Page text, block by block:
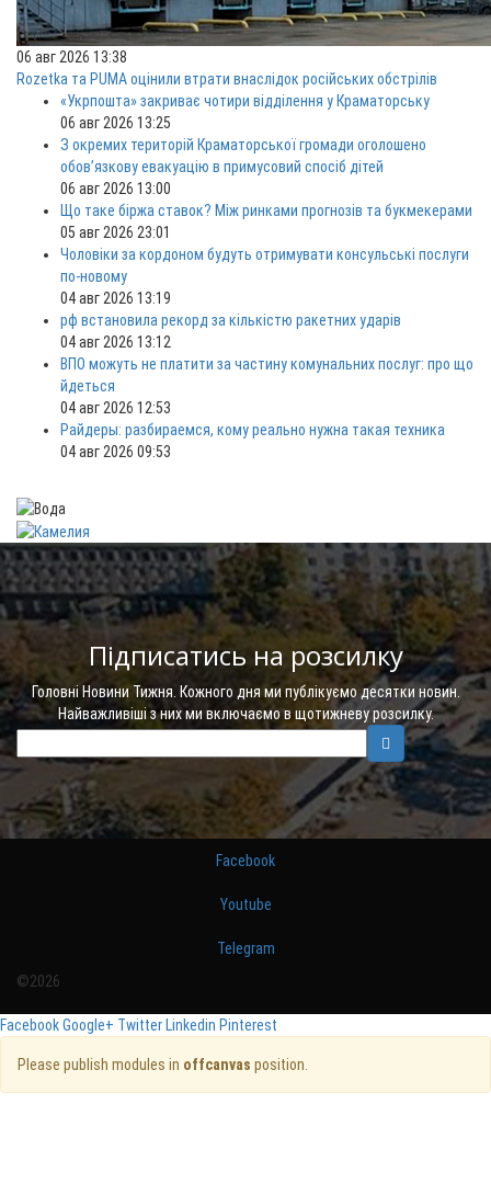
06 авг 2026 13:38
Rozetka та PUMA оцінили втрати внаслідок російських обстрілів
«Укрпошта» закриває чотири відділення у Краматорську
06 авг 2026 13:25
З окремих територій Краматорської громади оголошено
обов’язкову евакуацію в примусовий спосіб дітей
06 авг 2026 13:00
Що таке біржа ставок? Між ринками прогнозів та букмекерами
05 авг 2026 23:01
Чоловіки за кордоном будуть отримувати консульські послуги
по-новому
04 авг 2026 13:19
рф встановила рекорд за кількістю ракетних ударів
04 авг 2026 13:12
ВПО можуть не платити за частину комунальних послуг: про що
йдеться
04 авг 2026 12:53
Райдеры: разбираемся, кому реально нужна такая техника
04 авг 2026 09:53
Підписатись на розсилку
Головні Новини Тижня. Кожного дня ми публікуємо десятки новин.
Найважливіші з них ми включаємо в щотижневу розсилку.
Facebook
Youtube
Telegram
©2026
FacebookGoogle+ Twitter Linkedin Pinterest
Please publish modules in offcanvas position.